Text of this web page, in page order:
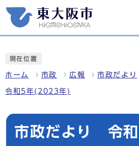
現在位置
ホーム 市政 広報 市政だより
令和5年(2023年)
市政だより 令